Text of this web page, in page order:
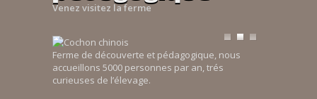
Venez visitez la ferme
Ferme de découverte et pédagogique, nous
accueillons 5000 personnes par an, trés
curieuses de l’élevage.